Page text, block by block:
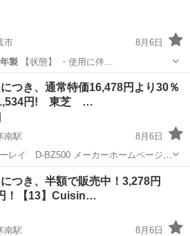
市
8月6日
製 【状態】 ・使用に伴…
2010年製
つき、通常特価16,478円より30％
円! 東芝 …
南駅
8月6日
ーカーホームページは
regza/bd_dvd/lineup/d-
映像プレーヤー、レコーダー
つき、半額で販売中！3,278円
！【13】Cuisin…
南駅
8月6日